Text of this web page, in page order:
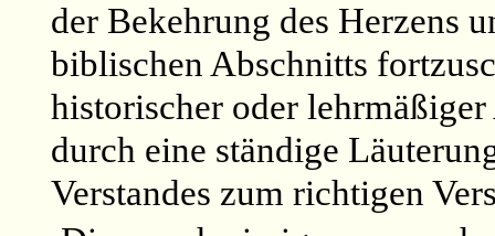
der Bekehrung des Herzens
biblischen Abschnitts
historischer oder
durch eine ständige
Verstandes zum richtigen